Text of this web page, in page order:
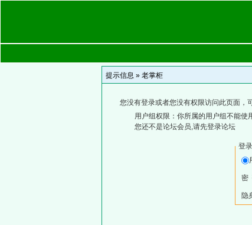
提示信息 » 老掌柜
您没有登录或者您没有权限访问此页面，
用户组权限：你所属的用户组不能使
您还不是论坛会员,请先登录论坛
登录
密
隐